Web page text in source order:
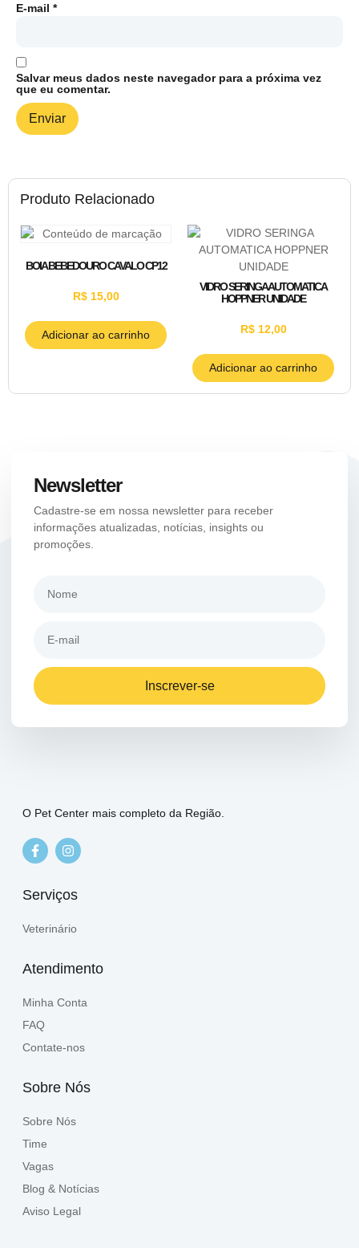
Produto Relacionado
BOIA BEBEDOURO CAVALO CP12
R$15,00
Adicionar ao carrinho
VIDRO SERINGA AUTOMATICA
HOPPNER UNIDADE
R$12,00
Adicionar ao carrinho
E-mail *
Salvar meus dados neste navegador para a próxima vez
que eu comentar.
Newsletter
Cadastre-se em nossa newsletter para receber
informações atualizadas, notícias, insights ou
promoções.
Inscrever-se
O Pet Center mais completo da Região.
Serviços
Veterinário
Atendimento
Minha Conta
FAQ
Contate-nos
Sobre Nós
Sobre Nós
Time
Vagas
Blog & Notícias
Aviso Legal